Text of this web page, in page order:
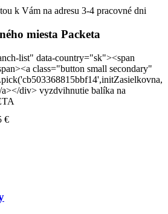
k Vám na adresu 3-4 pracovné dni
miesta Packeta
list" data-country="sk"><span
class="button small secondary"
div> vyzdvihnutie balíka na
€